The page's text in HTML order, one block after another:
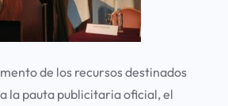
de los recursos destinados
la pauta publicitaria oficial, el